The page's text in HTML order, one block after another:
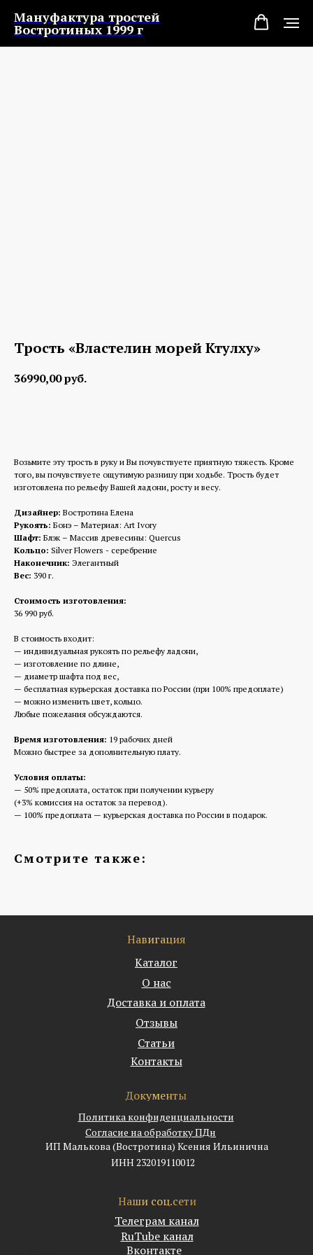
Мануфактура тростей
Востротиных 1999 г
Трость «Властелин морей Ктулху»
36990,00руб.
Возьмите эту трость в руку и Вы почувствуете приятную тяжесть. Кроме
того, вы почувствуете ощутимую разницу при ходьбе. Трость будет
изготовлена по рельефу Вашей ладони, росту и весу.
Дизайнер: Востротина Елена
Рукоять: Бонэ – Материал: Art Ivory
Шафт: Блэк – Массив древесины: Quercus
Кольцо: Silver Flowers - серебрение
Наконечник: Элегантный
Вес: 390 г.
Стоимость изготовления:
36 990 руб.
В стоимость входит:
— индивидуальная рукоять по рельефу ладони,
— изготовление по длине,
— диаметр шафта под вес,
— бесплатная курьерская доставка по России (при 100% предоплате)
— можно изменить цвет, кольцо.
Любые пожелания обсуждаются.
Время изготовления: 19 рабочих дней
Можно быстрее за дополнительную плату.
Условия оплаты:
— 50% предоплата, остаток при получении курьеру
(+3% комиссия на остаток за перевод).
— 100% предоплата — курьерская доставка по России в подарок.
Смотрите также:
Навигация
Каталог
О нас
Доставка и оплата
ИП Малькова (Востротина) Ксения Ильинична
ИНН 232019110012
Политика конфиденциальности
Отзывы
Статьи
RuTube канал
Наши соц.сети
Телеграм канал
Контакты
Документы
Вконтакте
Согласие на обработку ПДн